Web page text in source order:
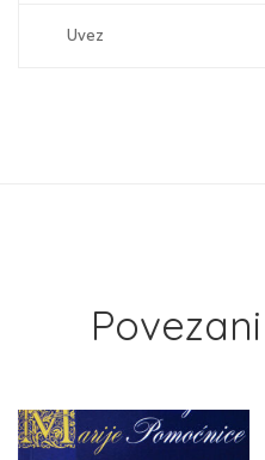
Uvez